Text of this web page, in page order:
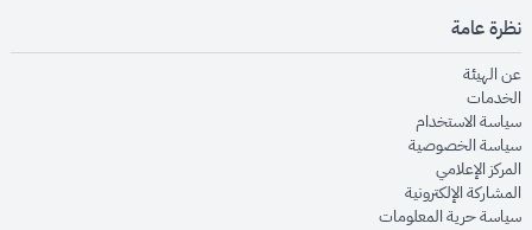
نظرة عامة
عن الهيئةopens in new window
الخدماتopens in new window
سياسة الاستخدام
سياسة الخصوصيةopens in new window
المركز الإعلاميopens in new window
المشاركة الإلكترونيةopens in new window
سياسة حرية المعلوماتopens in new window